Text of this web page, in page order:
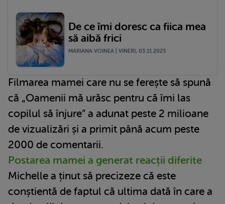
De ce îmi doresc ca fiica mea
să aibă frici
MARIANA VOINEA | VINERI, 03.11.2023
Filmarea mamei care nu se ferește să spună
că „Oamenii mă urăsc pentru că îmi las
copilul să înjure” a adunat peste 2 milioane
de vizualizări și a primit până acum peste
2000 de comentarii.
Postarea mamei a generat reacții diferite
Michelle a ținut să precizeze că este
conștientă de faptul că ultima dată în care a